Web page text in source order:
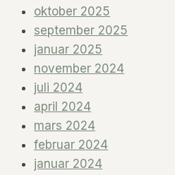
oktober 2025
september 2025
januar 2025
november 2024
juli 2024
april 2024
mars 2024
februar 2024
januar 2024